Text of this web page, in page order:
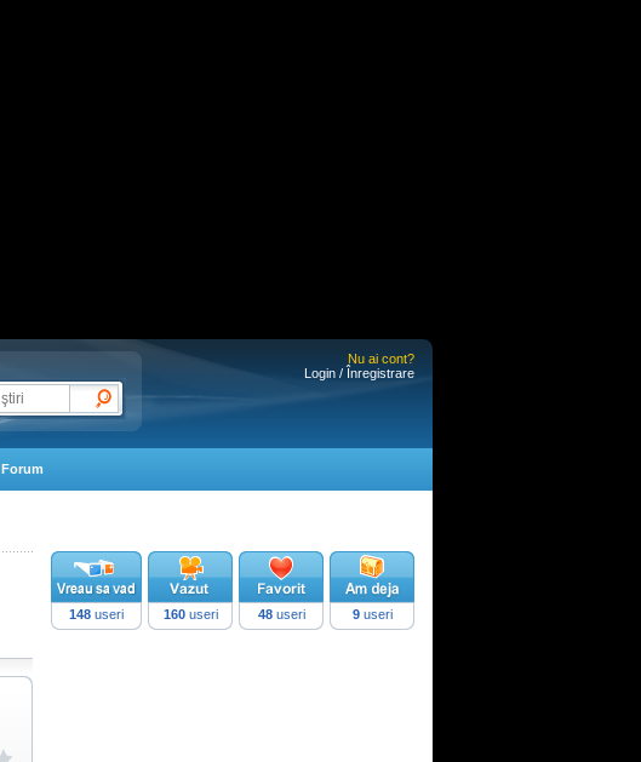
Nu ai cont?
Login / Înregistrare
Forum
148 useri 160useri 48useri 9useri